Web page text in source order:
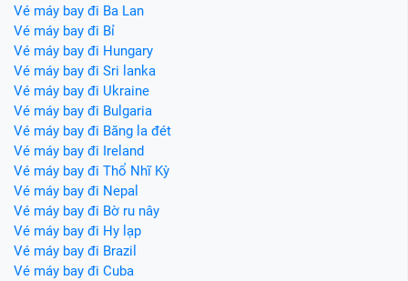
Vé máy bay đi Ba Lan
Vé máy bay đi Bỉ
Vé máy bay đi Hungary
Vé máy bay đi Sri lanka
Vé máy bay đi Ukraine
Vé máy bay đi Bulgaria
Vé máy bay đi Băng la đét
Vé máy bay đi Ireland
Vé máy bay đi Thổ Nhĩ Kỳ
Vé máy bay đi Nepal
Vé máy bay đi Bờ ru nây
Vé máy bay đi Hy lạp
Vé máy bay đi Brazil
Vé máy bay đi Cuba